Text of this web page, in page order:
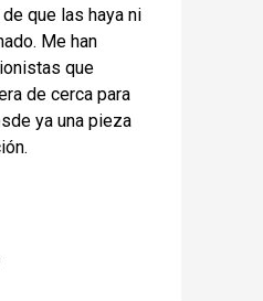
que las haya ni
Me han
que
de cerca para
ya una pieza